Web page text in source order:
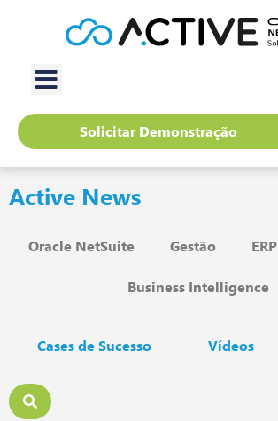
Solicitar Demonstração
Active News
Oracle NetSuite Gestão ERP
Business Intelligence
Cases de Sucesso Vídeos